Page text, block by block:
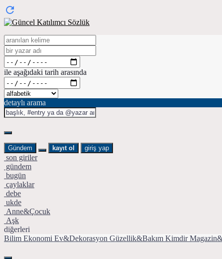
ile aşağıdaki tarih arasında
detaylı arama
Gündem kayıt ol giriş yap
son giriler
gündem
bugün
çaylaklar
debe
ukde
Anne&Çocuk
Aşk
diğerleri
Bilim Ekonomi Ev&Dekorasyon Güzellik&Bakım Kimdir